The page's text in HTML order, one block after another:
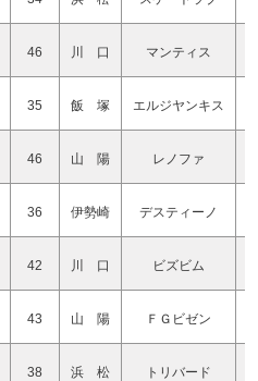
46 川 口 マンティス
35 飯 塚 エルジヤンキス
46 山 陽 レノファ
36 伊勢崎 デスティーノ
42 川 口 ビズビム
43 山 陽 ＦＧビゼン
38 浜 松 トリバード